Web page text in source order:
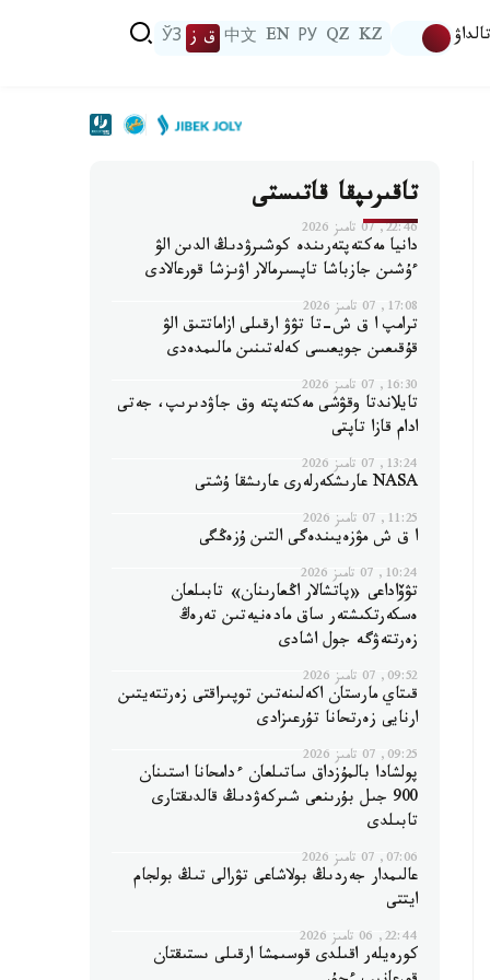
تالداۋ KZ
QZ
РУ
EN
中文 ق ز ЎЗ
تاقىرىپقا قاتىستى
22:46, 07 تامىز 2026
دانيا مەكتەپتەرىندە كوشىرۋدىڭ الدىن الۋ
ءۇشىن جازباشا تاپسىرمالار اۋىزشا قورعالادى
17:08, 07 تامىز 2026
ترامپ ا ق ش-تا تۋۋ ارقىلى ازاماتتىق الۋ
قۇقىعىن جويعىسى كەلەتىنىن مالىمدەدى
16:30, 07 تامىز 2026
تايلاندتا وقۋشى مەكتەپتە وق جاۋدىرىپ، جەتى
ادام قازا تاپتى
13:24, 07 تامىز 2026
NASA عارىشكەرلەرى عارىشقا ۇشتى
11:25, 07 تامىز 2026
ا ق ش مۋزەيىندەگى التىن ۇزەڭگى
10:24, 07 تامىز 2026
تۋۆاداعى «پاتشالار اڭعارىنان» تابىلعان
ەسكەرتكىشتەر ساق مادەنيەتىن تەرەڭ
زەرتتەۋگە جول اشادى
09:52, 07 تامىز 2026
قىتاي مارستان اكەلىنەتىن توپىراقتى زەرتتەيتىن
ارنايى زەرتحانا تۇرعىزادى
09:25, 07 تامىز 2026
پولشادا بالمۇزداق ساتىلعان ءدامحانا استىنان
900 جىل بۇرىنعى شىركەۋدىڭ قالدىقتارى
تابىلدى
07:06, 07 تامىز 2026
عالىمدار جەردىڭ بولاشاعى تۋرالى تىڭ بولجام
ايتتى
22:44, 06 تامىز 2026
كورەيلەر اقىلدى قوسىمشا ارقىلى ىستىقتان